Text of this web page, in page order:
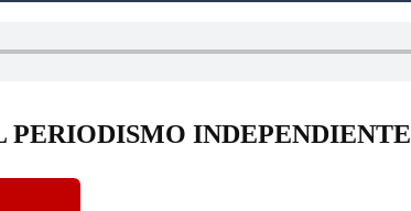
PERIODISMO INDEPENDIENTE